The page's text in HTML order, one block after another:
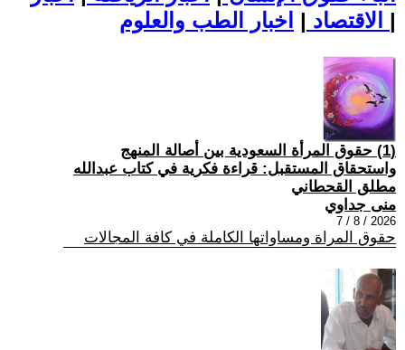
الاقتصاد | |
(1) حقوق المرأة السعودية بين أصالة المنهج
واستحقاق المستقبل: قراءة فكرية في كتاب عبدالله
مطلق القحطاني
منى جداوي
2026 / 8 / 7
حقوق المراة ومساواتها الكاملة في كافة المجالات